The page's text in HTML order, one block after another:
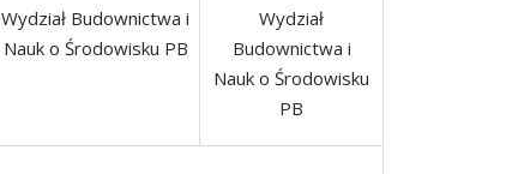
Wydział Budownictwa i
Nauk o Środowisku PB
Wydział
Budownictwa i
Nauk o Środowisku
PB